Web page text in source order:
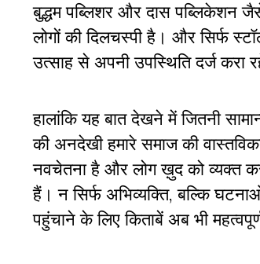
बुद्धम पब्लिशर और दास पब्लिकेशन
लोगों की दिलचस्पी है। और सिर्फ
उत्साह से अपनी उपस्थिति दर्ज करा
हालांकि यह बात देखने में जितनी
की अनदेखी हमारे समाज की
नवचेतना है और लोग ख़ुद को व्यक्त
हैं। न सिर्फ अभिव्यक्ति, बल्कि
पहुंचाने के लिए किताबें अब भी